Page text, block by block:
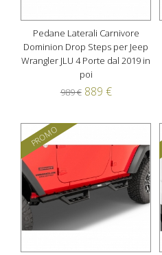
Pedane Laterali Carnivore
Dominion Drop Steps per Jeep
Wrangler JLU 4 Porte dal 2019 in
poi
989 € 889 €
PROMO